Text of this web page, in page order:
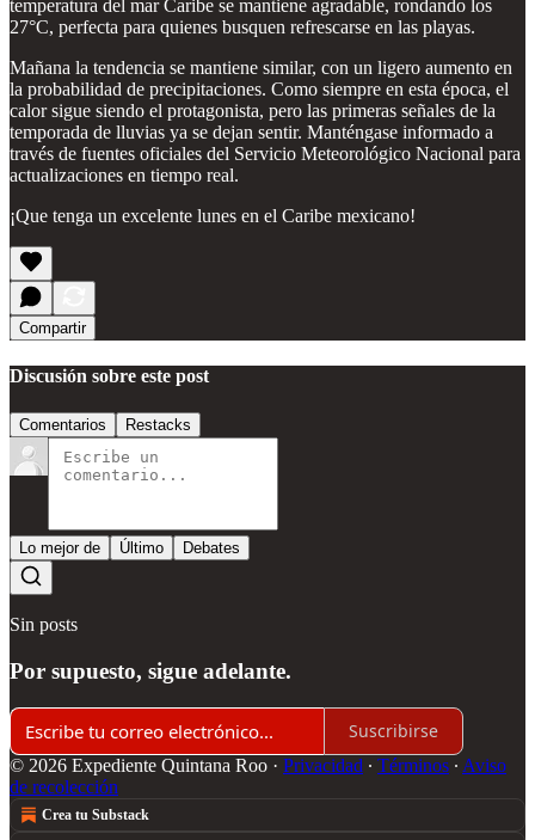
temperatura del mar Caribe se mantiene agradable, rondando los
27°C, perfecta para quienes busquen refrescarse en las playas.
Mañana la tendencia se mantiene similar, con un ligero aumento en
la probabilidad de precipitaciones. Como siempre en esta época, el
calor sigue siendo el protagonista, pero las primeras señales de la
temporada de lluvias ya se dejan sentir. Manténgase informado a
través de fuentes oficiales del Servicio Meteorológico Nacional para
actualizaciones en tiempo real.
¡Que tenga un excelente lunes en el Caribe mexicano!
Compartir
Discusión sobre este post
Comentarios Restacks
Lo mejor de Último Debates
Sin posts
Por supuesto, sigue adelante.
Suscribirse
© 2026 Expediente Quintana Roo · Privacidad ∙ Términos ∙ Aviso
de recolección
Crea tu Substack